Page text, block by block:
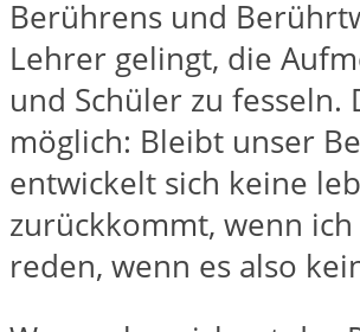
Berührens und
Lehrer gelingt, die
und Schüler zu fesseln.
möglich: Bleibt unser
entwickelt sich keine
zurückkommt, wenn
reden, wenn es also